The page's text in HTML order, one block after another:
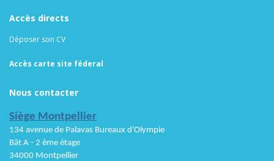
Accès directs
Déposer son CV
Accès carte site féderal
Nous contacter
Siège Montpellier
134 avenue de Palavas Bureaux d’Olympie
Bât A - 2 ème étage
34000 Montpellier